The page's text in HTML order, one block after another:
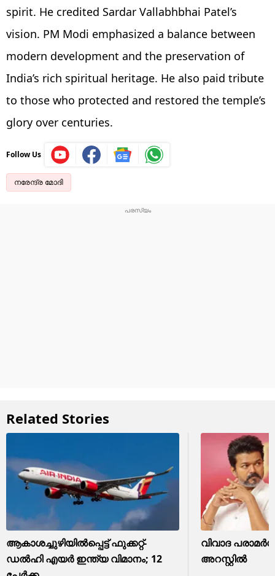
spirit. He credited Sardar Vallabhbhai Patel’s
vision. PM Modi emphasized a balance between
modern development and the preservation of
India’s rich spiritual heritage. He also paid tribute
to those who protected and restored the temple’s
glory over centuries.
Follow Us
നരേന്ദ്ര മോദി
Related Stories
ആകാശച്ചുഴിയിൽപ്പെട്ട് ഫുക്കറ്റ്-
ഡൽഹി എയർ ഇന്ത്യ വിമാനം; 12
വിവാദ
അറസ്റ്റിൽ